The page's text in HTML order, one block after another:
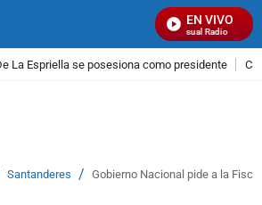
EN VIVO
Señal Visual Radio
La Espriella se posesiona como presidente
Santanderes / Gobierno Nacional pide a la